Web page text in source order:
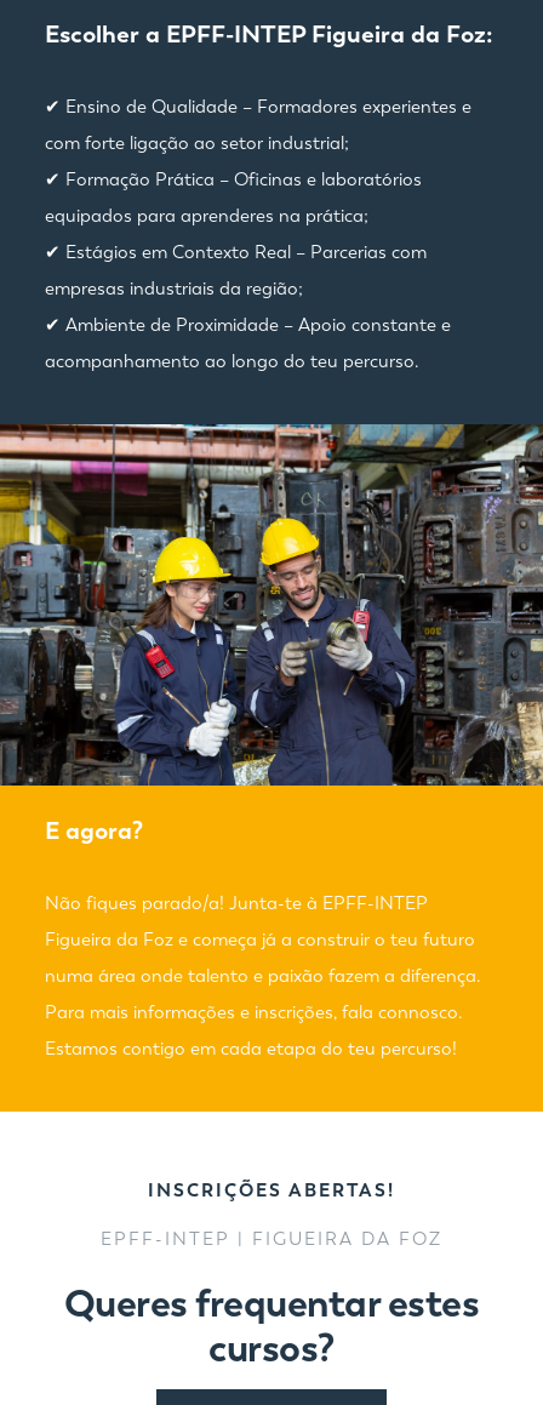
Escolher a EPFF-INTEP Figueira da Foz:
✔ Ensino de Qualidade – Formadores experientes e
com forte ligação ao setor industrial;
✔ Formação Prática – Oficinas e laboratórios
equipados para aprenderes na prática;
✔ Estágios em Contexto Real – Parcerias com
empresas industriais da região;
✔ Ambiente de Proximidade – Apoio constante e
acompanhamento ao longo do teu percurso.
E agora?
Não fiques parado/a! Junta-te à EPFF-INTEP
Figueira da Foz e começa já a construir o teu futuro
numa área onde talento e paixão fazem a diferença.
Para mais informações e inscrições, fala connosco.
Estamos contigo em cada etapa do teu percurso!
INSCRIÇÕES ABERTAS!
EPFF-INTEP | FIGUEIRA DA FOZ
Queres frequentar estes
cursos?